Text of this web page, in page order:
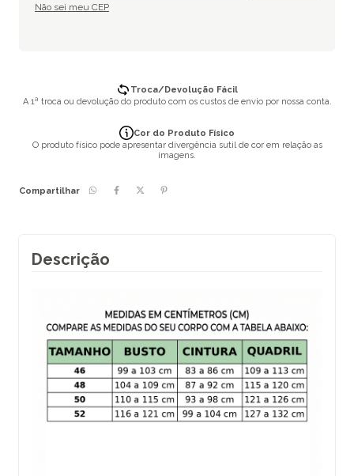
Não sei meu CEP
Troca/Devolução Fácil
A 1ª troca ou devolução do produto com os custos de envio por nossa conta.
Cor do Produto Físico
O produto físico pode apresentar divergência sutil de cor em relação as
imagens.
Compartilhar
Descrição